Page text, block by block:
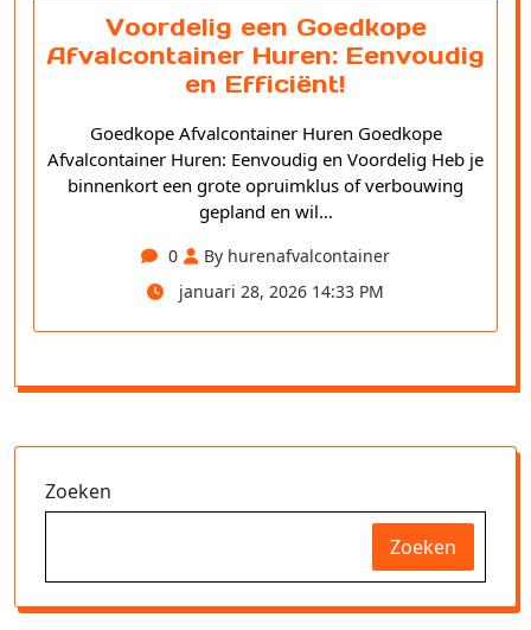
Voordelig een Goedkope
Afvalcontainer Huren: Eenvoudig
en Efficiënt!
Goedkope Afvalcontainer Huren Goedkope
Afvalcontainer Huren: Eenvoudig en Voordelig Heb je
binnenkort een grote opruimklus of verbouwing
gepland en wil…
0
By hurenafvalcontainer
januari 28, 2026 14:33 PM
Zoeken
Zoeken